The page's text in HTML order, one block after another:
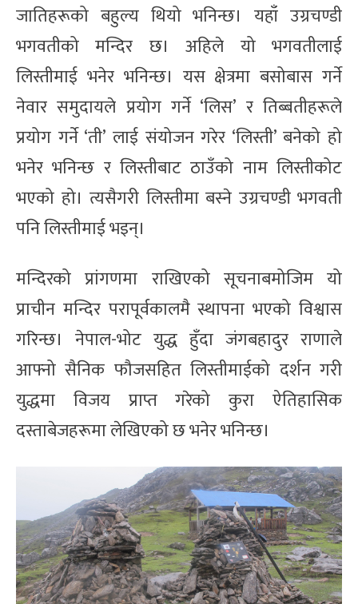
जातिहरूको बहुल्य थियो भनिन्छ। यहाँ उग्रचण्डी
भगवतीको मन्दिर छ। अहिले यो भगवतीलाई
लिस्तीमाई भनेर भनिन्छ। यस क्षेत्रमा बसोबास गर्ने
नेवार समुदायले प्रयोग गर्ने ‘लिस’ र तिब्बतीहरूले
प्रयोग गर्ने ‘ती’ लाई संयोजन गरेर ‘लिस्ती’ बनेको हो
भनेर भनिन्छ र लिस्तीबाट ठाउँको नाम लिस्तीकोट
भएको हो। त्यसैगरी लिस्तीमा बस्ने उग्रचण्डी भगवती
पनि लिस्तीमाई भइन्।
मन्दिरको प्रांगणमा राखिएको सूचनाबमोजिम यो
प्राचीन मन्दिर परापूर्वकालमै स्थापना भएको विश्वास
गरिन्छ। नेपाल-भोट युद्ध हुँदा जंगबहादुर राणाले
आफ्नो सैनिक फौजसहित लिस्तीमाईको दर्शन गरी
युद्धमा विजय प्राप्त गरेको कुरा ऐतिहासिक
दस्ताबेजहरूमा लेखिएको छ भनेर भनिन्छ।